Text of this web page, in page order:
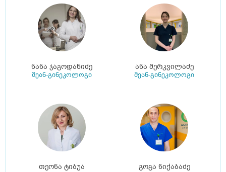
ნანა ჯაგოდანიძე
მეან-გინეკოლოგი
ანა მერკვილაძე
მეან-გინეკოლოგი
თეონა ტიბუა გოგა ნიქაბაძე